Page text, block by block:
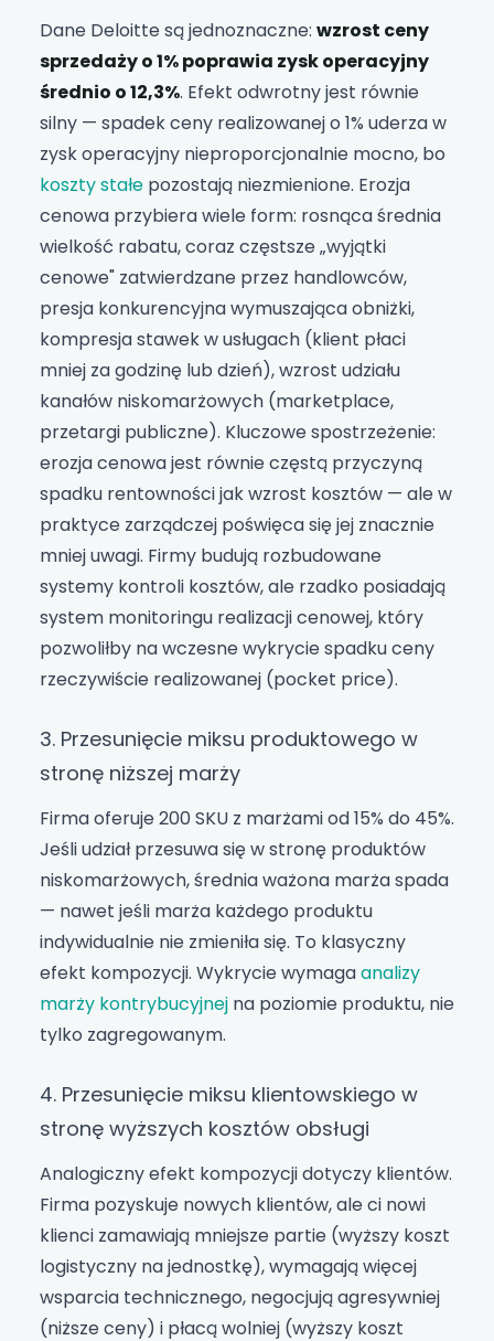
Dane Deloitte są jednoznaczne: wzrost ceny
sprzedaży o 1% poprawia zysk operacyjny
średnio o 12,3%. Efekt odwrotny jest równie
silny — spadek ceny realizowanej o 1% uderza w
zysk operacyjny nieproporcjonalnie mocno, bo
koszty stałe pozostają niezmienione. Erozja
cenowa przybiera wiele form: rosnąca średnia
wielkość rabatu, coraz częstsze „wyjątki
cenowe" zatwierdzane przez handlowców,
presja konkurencyjna wymuszająca obniżki,
kompresja stawek w usługach (klient płaci
mniej za godzinę lub dzień), wzrost udziału
kanałów niskomarżowych (marketplace,
przetargi publiczne). Kluczowe spostrzeżenie:
erozja cenowa jest równie częstą przyczyną
spadku rentowności jak wzrost kosztów — ale w
praktyce zarządczej poświęca się jej znacznie
mniej uwagi. Firmy budują rozbudowane
systemy kontroli kosztów, ale rzadko posiadają
system monitoringu realizacji cenowej, który
pozwoliłby na wczesne wykrycie spadku ceny
rzeczywiście realizowanej (pocket price).
3. Przesunięcie miksu produktowego w
stronę niższej marży
Firma oferuje 200 SKU z marżami od 15% do 45%.
Jeśli udział przesuwa się w stronę produktów
niskomarżowych, średnia ważona marża spada
— nawet jeśli marża każdego produktu
indywidualnie nie zmieniła się. To klasyczny
efekt kompozycji. Wykrycie wymagaanalizy
marży kontrybucyjnej na poziomie produktu, nie
tylko zagregowanym.
4. Przesunięcie miksu klientowskiego w
stronę wyższych kosztów obsługi
Analogiczny efekt kompozycji dotyczy klientów.
Firma pozyskuje nowych klientów, ale ci nowi
klienci zamawiają mniejsze partie (wyższy koszt
logistyczny na jednostkę), wymagają więcej
wsparcia technicznego, negocjują agresywniej
(niższe ceny) i płacą wolniej (wyższy koszt